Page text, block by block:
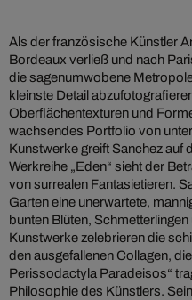
Als der französische Künstler
Bordeaux verließ und nach
die sagenumwobene
kleinste Detail
Oberflächentexturen und
wachsendes Portfolio von
Kunstwerke greift Sanchez auf
Werkreihe „Eden“ sieht der
von surrealen Fantasietieren.
Garten eine unerwartete,
bunten Blüten,
Kunstwerke zelebrieren die
den ausgefallenen Collagen,
Perissodactyla Paradeisos“
Philosophie des Künstlers.